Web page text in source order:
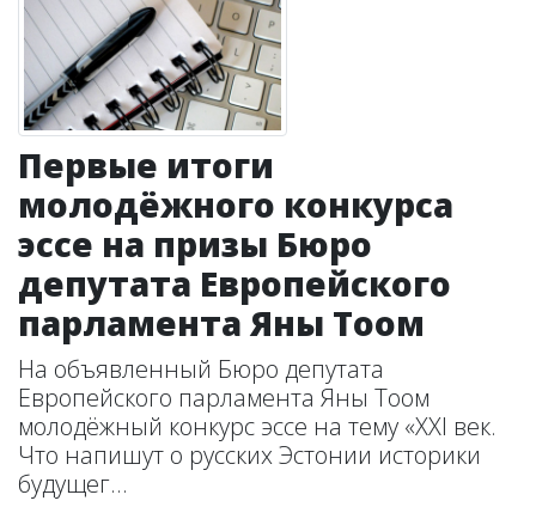
Первые итоги
молодёжного конкурса
эссе на призы Бюро
депутата Европейского
парламента Яны Тоом
На объявленный Бюро депутата
Европейского парламента Яны Тоом
молодёжный конкурс эссе на тему «XXI век.
Что напишут о русских Эстонии историки
будущег...